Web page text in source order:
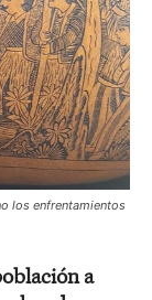
los enfrentamientos
a